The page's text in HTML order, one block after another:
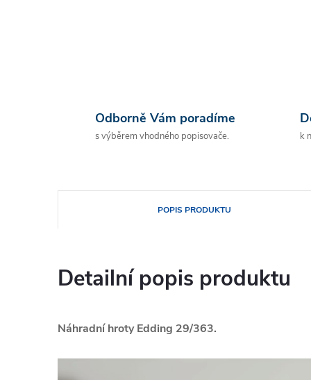
Odborně Vám poradíme
s výběrem vhodného popisovače. k
POPIS PRODUKTU
Detailní popis produktu
Náhradní hroty Edding 29/363.